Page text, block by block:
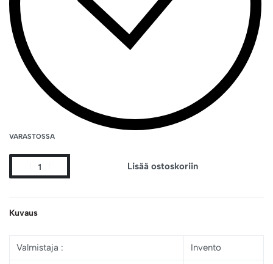
VARASTOSSA
Lisää ostoskoriin
Kuvaus
Valmistaja : Invento